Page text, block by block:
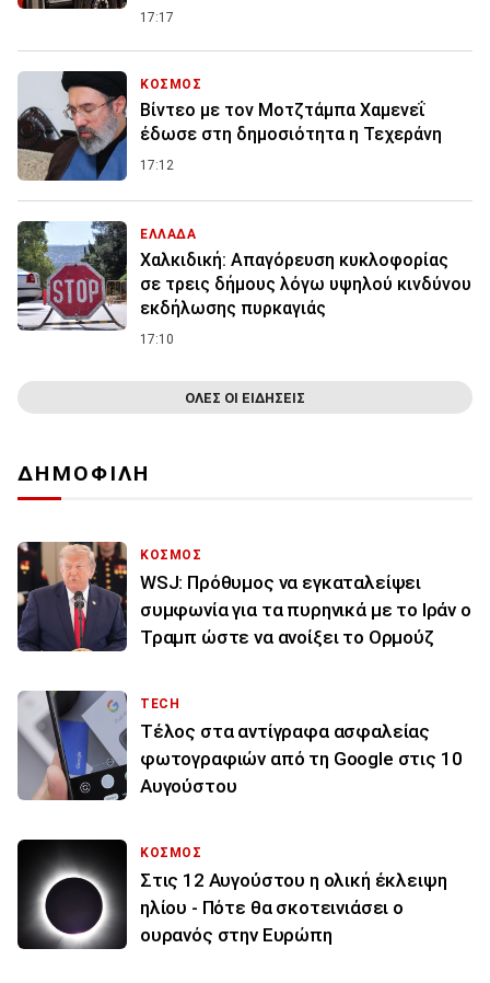
17:17
ΚΟΣΜΟΣ
Βίντεο με τον Μοτζτάμπα Χαμενεΐ
έδωσε στη δημοσιότητα η Τεχεράνη
17:12
ΕΛΛΑΔΑ
Χαλκιδική: Απαγόρευση κυκλοφορίας
σε τρεις δήμους λόγω υψηλού κινδύνου
εκδήλωσης πυρκαγιάς
17:10
ΟΛΕΣ ΟΙ ΕΙΔΗΣΕΙΣ
ΔΗΜΟΦΙΛΗ
ΚΟΣΜΟΣ
WSJ: Πρόθυμος να εγκαταλείψει
συμφωνία για τα πυρηνικά με το Ιράν ο
Τραμπ ώστε να ανοίξει το Ορμούζ
TECH
Τέλος στα αντίγραφα ασφαλείας
φωτογραφιών από τη Google στις 10
Αυγούστου
ΚΟΣΜΟΣ
Στις 12 Αυγούστου η ολική έκλειψη
ηλίου - Πότε θα σκοτεινιάσει ο
ουρανός στην Ευρώπη